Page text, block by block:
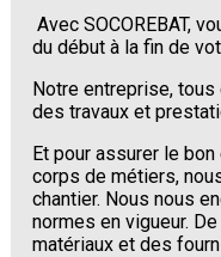
Avec SOCOREBAT,
du début à la fin de
Notre entreprise,
des travaux et
Et pour assurer le
corps de métiers,
chantier. Nous nous
normes en vigueur.
matériaux et des